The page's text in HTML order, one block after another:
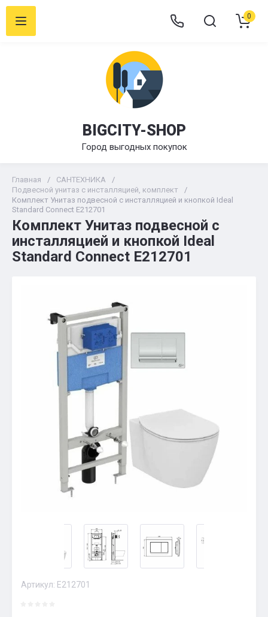
BIGCITY-SHOP
Город выгодных покупок
0
Главная / САНТЕХНИКА
/
Подвесной унитаз с инсталляцией, комплект
/
Комплект Унитаз подвесной с инсталляцией и кнопкой Ideal
Standard Connect E212701
Комплект Унитаз подвесной с
инсталляцией и кнопкой Ideal
Standard Connect E212701
Артикул: E212701